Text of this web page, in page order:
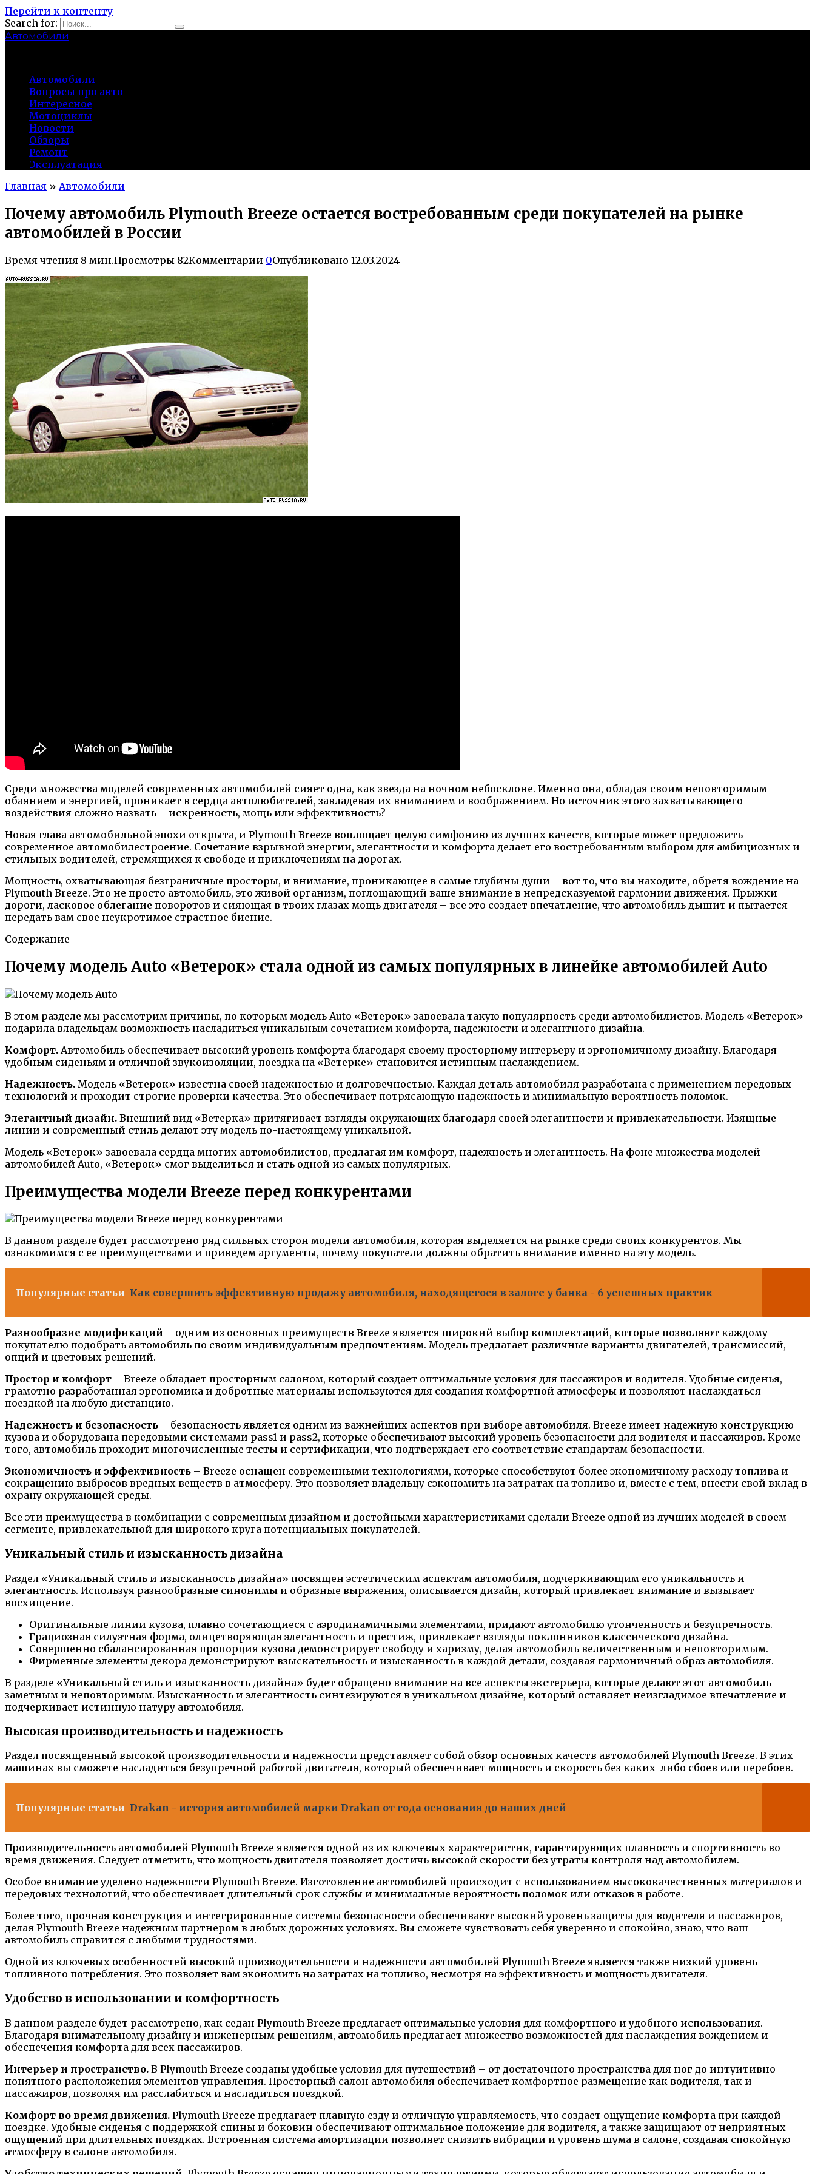
Перейти к контенту
Search for:
Автомобили
Автомобили
Вопросы про авто
Интересное
Мотоциклы
Новости
Обзоры
Ремонт
Эксплуатация
Главная » Автомобили
Почему автомобиль Plymouth Breeze остается востребованным среди покупателей на рынке
автомобилей в России
Время чтения 8 мин.Просмотры 82Комментарии 0Опубликовано 12.03.2024
Среди множества моделей современных автомобилей сияет одна, как звезда на ночном небосклоне. Именно она, обладая своим неповторимым
обаянием и энергией, проникает в сердца автолюбителей, завладевая их вниманием и воображением. Но источник этого захватывающего
воздействия сложно назвать – искренность, мощь или эффективность?
Новая глава автомобильной эпохи открыта, и Plymouth Breeze воплощает целую симфонию из лучших качеств, которые может предложить
современное автомобилестроение. Сочетание взрывной энергии, элегантности и комфорта делает его востребованным выбором для амбициозных и
стильных водителей, стремящихся к свободе и приключениям на дорогах.
Мощность, охватывающая безграничные просторы, и внимание, проникающее в самые глубины души – вот то, что вы находите, обретя вождение на
Plymouth Breeze. Это не просто автомобиль, это живой организм, поглощающий ваше внимание в непредсказуемой гармонии движения. Прыжки
дороги, ласковое облегание поворотов и сияющая в твоих глазах мощь двигателя – все это создает впечатление, что автомобиль дышит и пытается
передать вам свое неукротимое страстное биение.
Содержание
Почему модель Auto «Ветерок» стала одной из самых популярных в линейке автомобилей Auto
В этом разделе мы рассмотрим причины, по которым модель Auto «Ветерок» завоевала такую популярность среди автомобилистов. Модель «Ветерок»
подарила владельцам возможность насладиться уникальным сочетанием комфорта, надежности и элегантного дизайна.
Комфорт. Автомобиль обеспечивает высокий уровень комфорта благодаря своему просторному интерьеру и эргономичному дизайну. Благодаря
удобным сиденьям и отличной звукоизоляции, поездка на «Ветерке» становится истинным наслаждением.
Надежность. Модель «Ветерок» известна своей надежностью и долговечностью. Каждая деталь автомобиля разработана с применением передовых
технологий и проходит строгие проверки качества. Это обеспечивает потрясающую надежность и минимальную вероятность поломок.
Элегантный дизайн. Внешний вид «Ветерка» притягивает взгляды окружающих благодаря своей элегантности и привлекательности. Изящные
линии и современный стиль делают эту модель по-настоящему уникальной.
Модель «Ветерок» завоевала сердца многих автомобилистов, предлагая им комфорт, надежность и элегантность. На фоне множества моделей
автомобилей Auto, «Ветерок» смог выделиться и стать одной из самых популярных.
Преимущества модели Breeze перед конкурентами
В данном разделе будет рассмотрено ряд сильных сторон модели автомобиля, которая выделяется на рынке среди своих конкурентов. Мы
ознакомимся с ее преимуществами и приведем аргументы, почему покупатели должны обратить внимание именно на эту модель.
Популярные статьи Как совершить эффективную продажу автомобиля, находящегося в залоге у банка - 6 успешных практик
Разнообразие модификаций – одним из основных преимуществ Breeze является широкий выбор комплектаций, которые позволяют каждому
покупателю подобрать автомобиль по своим индивидуальным предпочтениям. Модель предлагает различные варианты двигателей, трансмиссий,
опций и цветовых решений.
Простор и комфорт – Breeze обладает просторным салоном, который создает оптимальные условия для пассажиров и водителя. Удобные сиденья,
грамотно разработанная эргономика и добротные материалы используются для создания комфортной атмосферы и позволяют наслаждаться
поездкой на любую дистанцию.
Надежность и безопасность – безопасность является одним из важнейших аспектов при выборе автомобиля. Breeze имеет надежную конструкцию
кузова и оборудована передовыми системами pass1 и pass2, которые обеспечивают высокий уровень безопасности для водителя и пассажиров. Кроме
того, автомобиль проходит многочисленные тесты и сертификации, что подтверждает его соответствие стандартам безопасности.
Экономичность и эффективность – Breeze оснащен современными технологиями, которые способствуют более экономичному расходу топлива и
сокращению выбросов вредных веществ в атмосферу. Это позволяет владельцу сэкономить на затратах на топливо и, вместе с тем, внести свой вклад в
охрану окружающей среды.
Все эти преимущества в комбинации с современным дизайном и достойными характеристиками сделали Breeze одной из лучших моделей в своем
сегменте, привлекательной для широкого круга потенциальных покупателей.
Уникальный стиль и изысканность дизайна
Раздел «Уникальный стиль и изысканность дизайна» посвящен эстетическим аспектам автомобиля, подчеркивающим его уникальность и
элегантность. Используя разнообразные синонимы и образные выражения, описывается дизайн, который привлекает внимание и вызывает
восхищение.
Оригинальные линии кузова, плавно сочетающиеся с аэродинамичными элементами, придают автомобилю утонченность и безупречность.
Грациозная силуэтная форма, олицетворяющая элегантность и престиж, привлекает взгляды поклонников классического дизайна.
Совершенно сбалансированная пропорция кузова демонстрирует свободу и харизму, делая автомобиль величественным и неповторимым.
Фирменные элементы декора демонстрируют взыскательность и изысканность в каждой детали, создавая гармоничный образ автомобиля.
В разделе «Уникальный стиль и изысканность дизайна» будет обращено внимание на все аспекты экстерьера, которые делают этот автомобиль
заметным и неповторимым. Изысканность и элегантность синтезируются в уникальном дизайне, который оставляет неизгладимое впечатление и
подчеркивает истинную натуру автомобиля.
Высокая производительность и надежность
Раздел посвященный высокой производительности и надежности представляет собой обзор основных качеств автомобилей Plymouth Breeze. В этих
машинах вы сможете насладиться безупречной работой двигателя, который обеспечивает мощность и скорость без каких-либо сбоев или перебоев.
Популярные статьи Drakan - история автомобилей марки Drakan от года основания до наших дней
Производительность автомобилей Plymouth Breeze является одной из их ключевых характеристик, гарантирующих плавность и спортивность во
время движения. Следует отметить, что мощность двигателя позволяет достичь высокой скорости без утраты контроля над автомобилем.
Особое внимание уделено надежности Plymouth Breeze. Изготовление автомобилей происходит с использованием высококачественных материалов и
передовых технологий, что обеспечивает длительный срок службы и минимальные вероятность поломок или отказов в работе.
Более того, прочная конструкция и интегрированные системы безопасности обеспечивают высокий уровень защиты для водителя и пассажиров,
делая Plymouth Breeze надежным партнером в любых дорожных условиях. Вы сможете чувствовать себя уверенно и спокойно, знаю, что ваш
автомобиль справится с любыми трудностями.
Одной из ключевых особенностей высокой производительности и надежности автомобилей Plymouth Breeze является также низкий уровень
топливного потребления. Это позволяет вам экономить на затратах на топливо, несмотря на эффективность и мощность двигателя.
Удобство в использовании и комфортность
В данном разделе будет рассмотрено, как седан Plymouth Breeze предлагает оптимальные условия для комфортного и удобного использования.
Благодаря внимательному дизайну и инженерным решениям, автомобиль предлагает множество возможностей для наслаждения вождением и
обеспечения комфорта для всех пассажиров.
Интерьер и пространство. В Plymouth Breeze созданы удобные условия для путешествий – от достаточного пространства для ног до интуитивно
понятного расположения элементов управления. Просторный салон автомобиля обеспечивает комфортное размещение как водителя, так и
пассажиров, позволяя им расслабиться и насладиться поездкой.
Комфорт во время движения. Plymouth Breeze предлагает плавную езду и отличную управляемость, что создает ощущение комфорта при каждой
поездке. Удобные сиденья с поддержкой спины и боковин обеспечивают оптимальное положение для водителя, а также защищают от неприятных
ощущений при длительных поездках. Встроенная система амортизации позволяет снизить вибрации и уровень шума в салоне, создавая спокойную
атмосферу в салоне автомобиля.